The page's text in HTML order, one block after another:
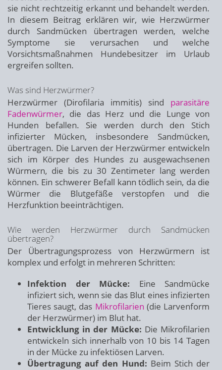
sie nicht rechtzeitig erkannt und behandelt werden.
In diesem Beitrag erklären wir, wie Herzwürmer
durch Sandmücken übertragen werden, welche
Symptome sie verursachen und welche
Vorsichtsmaßnahmen Hundebesitzer im Urlaub
ergreifen sollten.
Was sind Herzwürmer?
Herzwürmer (Dirofilaria immitis) sind parasitäre
Fadenwürmer, die das Herz und die Lunge von
Hunden befallen. Sie werden durch den Stich
infizierter Mücken, insbesondere Sandmücken,
übertragen. Die Larven der Herzwürmer entwickeln
sich im Körper des Hundes zu ausgewachsenen
Würmern, die bis zu 30 Zentimeter lang werden
können. Ein schwerer Befall kann tödlich sein, da die
Würmer die Blutgefäße verstopfen und die
Herzfunktion beeinträchtigen.
Wie werden Herzwürmer durch Sandmücken
übertragen?
Der Übertragungsprozess von Herzwürmern ist
komplex und erfolgt in mehreren Schritten:
Infektion der Mücke: Eine Sandmücke
infiziert sich, wenn sie das Blut eines infizierten
Tieres saugt, das Mikrofilarien (die Larvenform
der Herzwürmer) im Blut hat.
Entwicklung in der Mücke: Die Mikrofilarien
entwickeln sich innerhalb von 10 bis 14 Tagen
in der Mücke zu infektiösen Larven.
Übertragung auf den Hund: Beim Stich der